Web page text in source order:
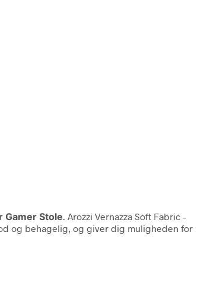
Gamer Stole . Arozzi Vernazza Soft Fabric –
og behagelig, og giver dig muligheden for